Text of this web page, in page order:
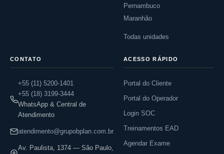
Pernambuco
Maranhão
Todas unidades
CONTATO
+55 (11) 5200-1401
+55 (18) 3199-3444
WhatsApp & Central de
Atendimento
atendimento@grupobplan.com.br
Av. Paulista, 1374 — São Paulo,
ACESSO RÁPIDO
Portal do Cliente
Portal do Operador
Login SOC
Treinamentos EAD
Agendar Exame